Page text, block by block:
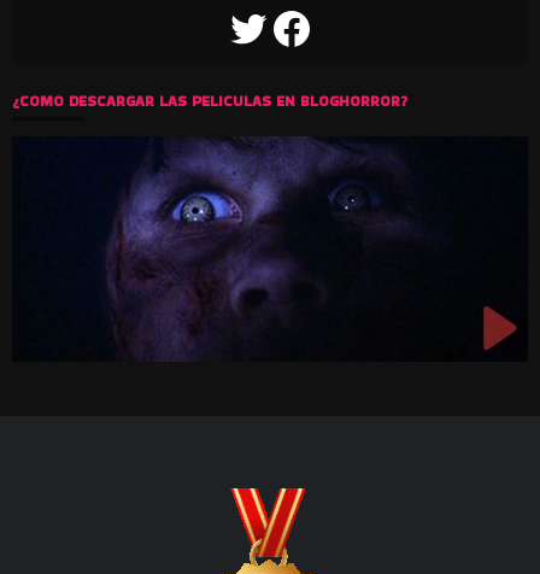
TWITTERFACEBOOK
¿COMO DESCARGAR LAS PELICULAS EN BLOGHORROR?